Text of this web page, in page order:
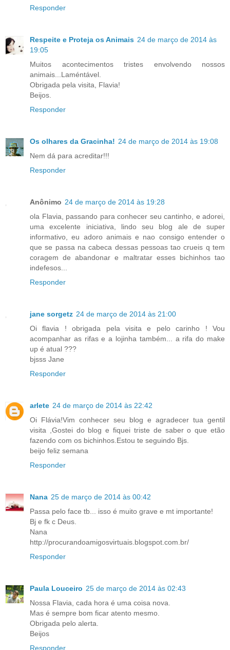
Responder
Respeite e Proteja os Animais 24 de março de 2014 às
19:05
Muitos acontecimentos tristes envolvendo nossos
animais...Laméntável.
Obrigada pela visita, Flavia!
Beijos.
Responder
Os olhares da Gracinha! 24 de março de 2014 às 19:08
Nem dá para acreditar!!!
Responder
Anônimo 24 de março de 2014 às 19:28
ola Flavia, passando para conhecer seu cantinho, e adorei,
uma excelente iniciativa, lindo seu blog ale de super
informativo, eu adoro animais e nao consigo entender o
que se passa na cabeca dessas pessoas tao crueis q tem
coragem de abandonar e maltratar esses bichinhos tao
indefesos...
Responder
jane sorgetz 24 de março de 2014 às 21:00
Oi flavia ! obrigada pela visita e pelo carinho ! Vou
acompanhar as rifas e a lojinha também... a rifa do make
up é atual ???
bjsss Jane
Responder
arlete 24 de março de 2014 às 22:42
Oi Flávia!Vim conhecer seu blog e agradecer tua gentil
visita ,Gostei do blog e fiquei triste de saber o que etão
fazendo com os bichinhos.Estou te seguindo Bjs.
beijo feliz semana
Responder
Nana 25 de março de 2014 às 00:42
Passa pelo face tb... isso é muito grave e mt importante!
Bj e fk c Deus.
Nana
http://procurandoamigosvirtuais.blogspot.com.br/
Responder
Paula Louceiro 25 de março de 2014 às 02:43
Nossa Flavia, cada hora é uma coisa nova.
Mas é sempre bom ficar atento mesmo.
Obrigada pelo alerta.
Beijos
Responder